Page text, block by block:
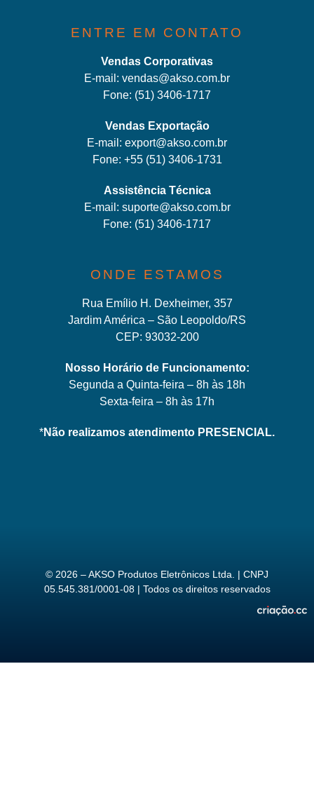
ENTRE EM CONTATO
Vendas Corporativas
E-mail: vendas@akso.com.br
Fone: (51) 3406-1717
Vendas Exportação
E-mail: export@akso.com.br
Fone: +55 (51) 3406-1731
Assistência Técnica
E-mail: suporte@akso.com.br
Fone: (51) 3406-1717
ONDE ESTAMOS
Rua Emílio H. Dexheimer, 357
Jardim América – São Leopoldo/RS
CEP: 93032-200
Nosso Horário de Funcionamento:
Segunda a Quinta-feira – 8h às 18h
Sexta-feira – 8h às 17h
*Não realizamos atendimento PRESENCIAL.
© 2026 – AKSO Produtos Eletrônicos Ltda. | CNPJ
05.545.381/0001-08 | Todos os direitos reservados